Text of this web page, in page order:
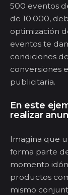
500 eventos
de 10.000,
optimización
eventos te
condiciones de
conversiones
publicitaria.
En este
realizar
Imagina que
forma parte
momento
productos
mismo